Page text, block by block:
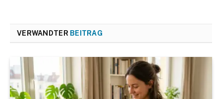
VERWANDTER BEITRAG